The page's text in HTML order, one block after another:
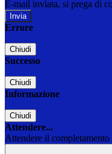
E-mail inviata, si prega di
Errore
Chiudi
Successo
Chiudi
Informazione
Chiudi
Attendere...
Attendere il